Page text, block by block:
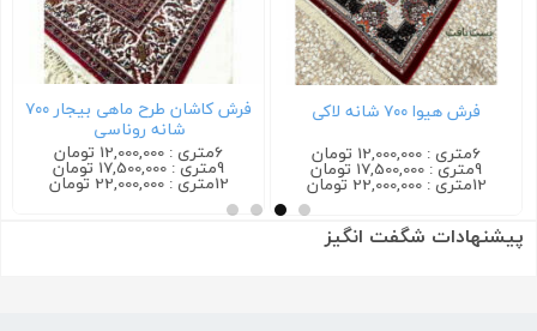
فرش هیوا ۷۰۰ شانه لاکی
6متری : 12,000,000 تومان
9متری : 17,500,000 تومان
12متری : 22,000,000 تومان
فرش کاشان طرح ماهی بیجار ۷۰۰
شانه روناسی
6متری : 12,000,000 تومان
9متری : 17,500,000 تومان
12متری : 22,000,000 تومان
پیشنهادات شگفت انگیز